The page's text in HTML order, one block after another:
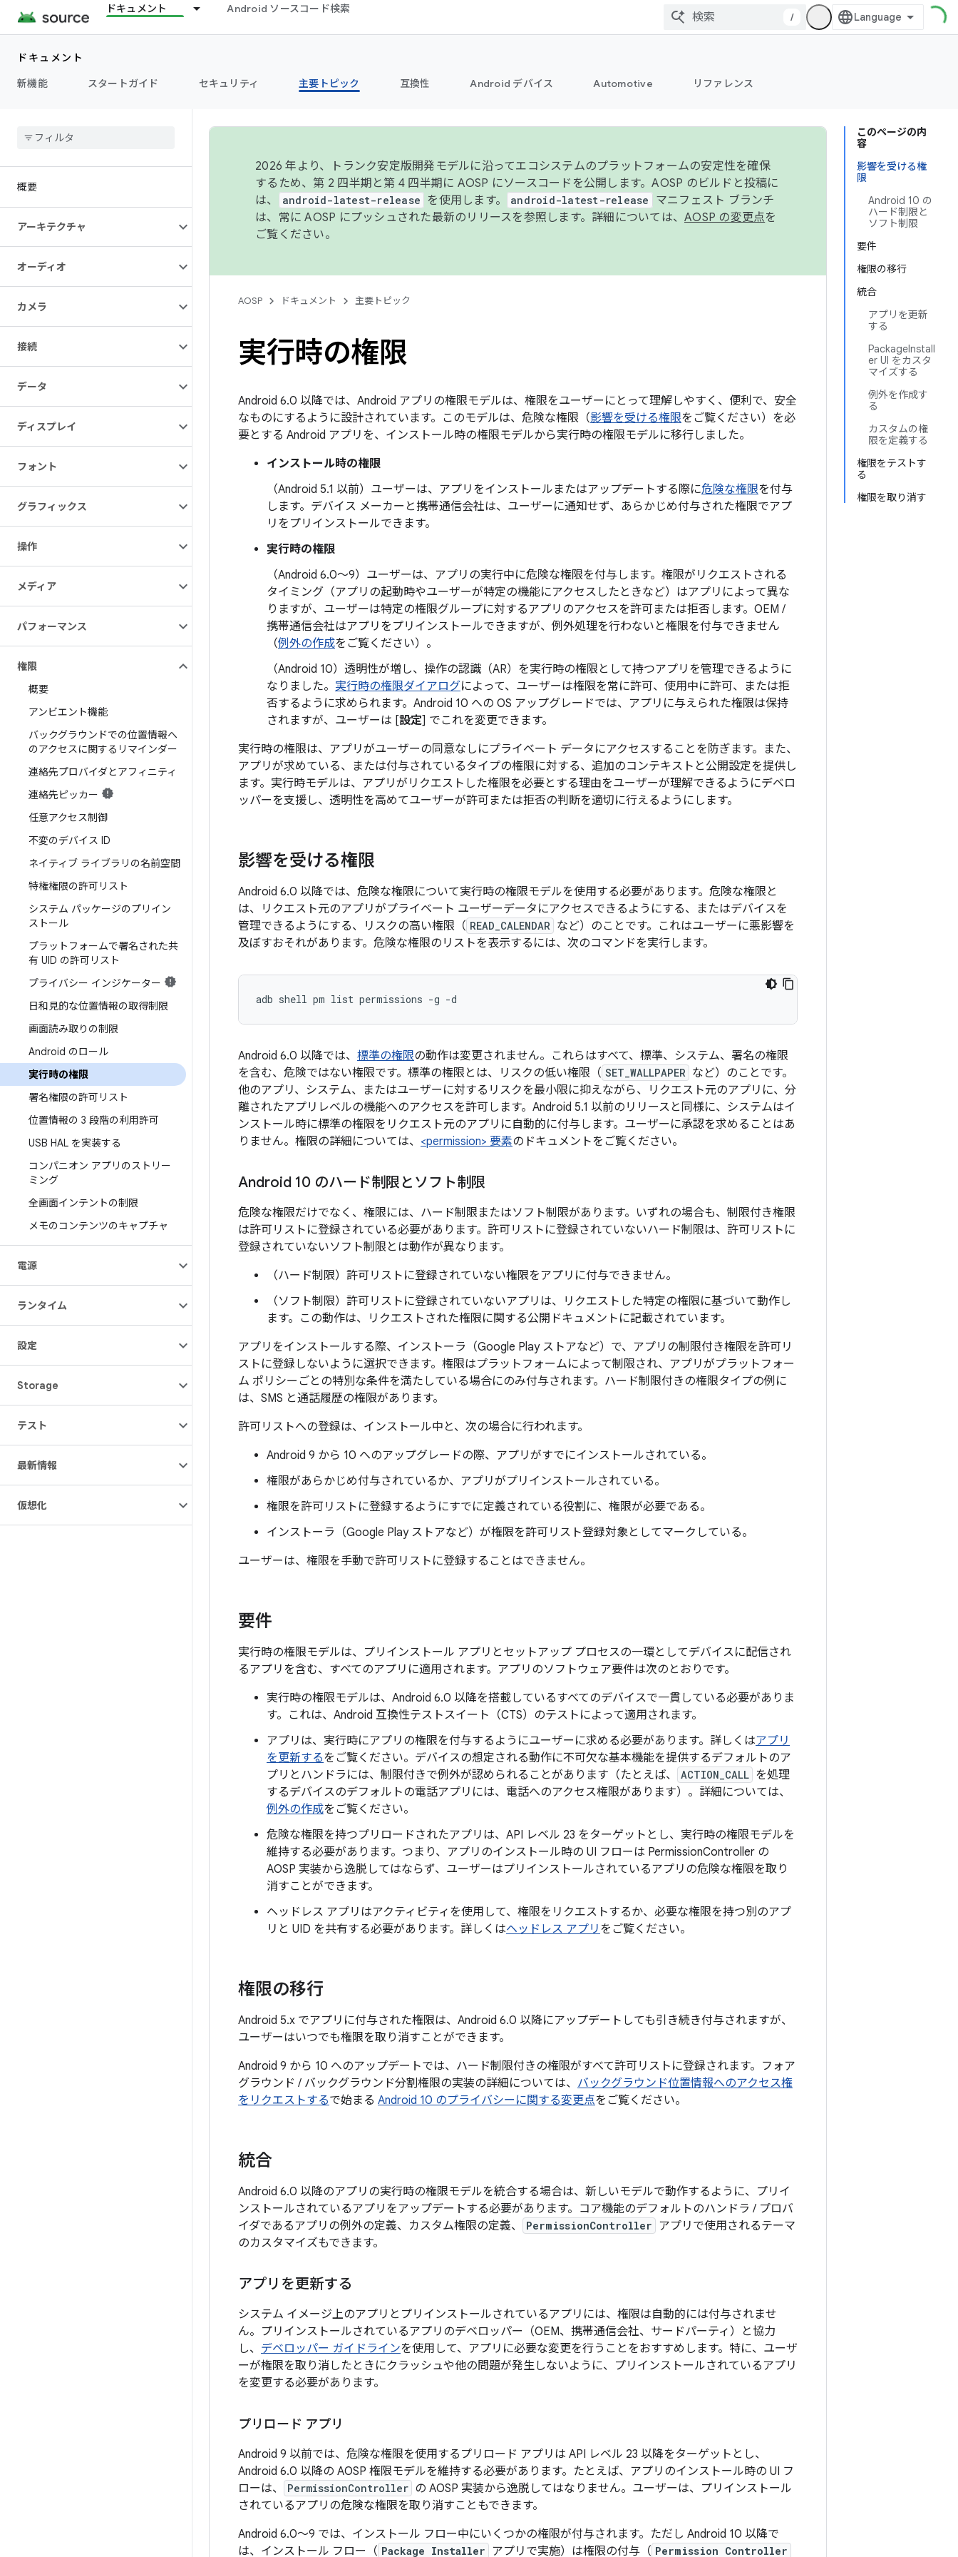
ドキュメント Android ソースコード検索
/
ドキュメント
新機能
スタートガイド セキュリティ 主要トピック 互換性 Android デバイス Automotive リファレンス
概要
アーキテクチャ
オーディオ
カメラ
接続
データ
ディスプレイ
フォント
グラフィックス
操作
メディア
パフォーマンス
権限
概要
アンビエント機能
バックグラウンドでの位置情報へ
のアクセスに関するリマインダー
連絡先プロバイダとアフィニティ
連絡先ピッカー
任意アクセス制御
不変のデバイス ID
ネイティブ ライブラリの名前空間
特権権限の許可リスト
システム パッケージのプリイン
ストール
プラットフォームで署名された共
有 UID の許可リスト
プライバシー インジケーター
日和見的な位置情報の取得制限
画面読み取りの制限
Android のロール
実行時の権限
署名権限の許可リスト
位置情報の 3 段階の利用許可
USB HAL を実装する
コンパニオン アプリのストリー
ミング
全画面インテントの制限
メモのコンテンツのキャプチャ
電源
ランタイム
設定
Storage
テスト
最新情報
仮想化
このページの内
容
影響を受ける権
限
Android 10 の
ハード制限と
ソフト制限
要件
権限の移行
統合
アプリを更新
する
PackageInstall
er UI をカスタ
マイズする
例外を作成す
る
カスタムの権
限を定義する
権限をテストす
る
権限を取り消す
2026 年より、トランク安定版開発モデルに沿ってエコシステムのプラットフォームの安定性を確保
するため、第 2 四半期と第 4 四半期に AOSP にソースコードを公開します。AOSP のビルドと投稿に
は、
android-latest-release を使用します。 android-latest-release
マニフェスト ブランチ
は、常に AOSP にプッシュされた最新のリリースを参照します。詳細については、 AOSP の変更点を
ご覧ください。
AOSP ドキュメント 主要トピック
実行時の権限
Android 6.0 以降では、Android アプリの権限モデルは、権限をユーザーにとって理解しやすく、便利で、安全
なものにするように設計されています。このモデルは、危険な権限（影響を受ける権限をご覧ください）を必
要とする Android アプリを、 インストール時の権限モデルから実行時の権限モデルに移行しました。
インストール時の権限
（Android 5.1 以前）ユーザーは、アプリをインストールまたはアップデートする際に危険な権限を付与
します。デバイス メーカーと携帯通信会社は、ユーザーに通知せず、あらかじめ付与された権限でアプ
リをプリインストールできます。
実行時の権限
（Android 6.0～9）ユーザーは、アプリの実行中に危険な権限を付与します。権限がリクエストされる
タイミング（アプリの起動時やユーザーが特定の機能にアクセスしたときなど）はアプリによって異な
りますが、ユーザーは特定の権限グループに対するアプリのアクセスを許可または拒否します。OEM /
携帯通信会社はアプリをプリインストールできますが、例外処理を行わないと権限を付与できません
（例外の作成をご覧ください）。
（Android 10）透明性が増し、操作の認識（AR）を実行時の権限として持つアプリを管理できるように
なりました。 実行時の権限ダイアログによって、ユーザーは権限を常に許可、使用中に許可、または拒
否するように求められます。Android 10 への OS アップグレードでは、アプリに与えられた権限は保持
されますが、ユーザーは [設定] でこれを変更できます。
実行時の権限は、アプリがユーザーの同意なしにプライベート データにアクセスすることを防ぎます。また、
アプリが求めている、または付与されているタイプの権限に対する、追加のコンテキストと公開設定を提供し
ます。実行時モデルは、アプリがリクエストした権限を必要とする理由をユーザーが理解できるようにデベロ
ッパーを支援し、透明性を高めてユーザーが許可または拒否の判断を適切に行えるようにします。
影響を受ける権限
Android 6.0 以降では、危険な権限について実行時の権限モデルを使用する必要があります。危険な権限と
は、リクエスト元のアプリがプライベート ユーザーデータにアクセスできるようにする、またはデバイスを
管理できるようにする、リスクの高い権限（ READ_CALENDAR など）のことです。これはユーザーに悪影響を
及ぼすおそれがあります。危険な権限のリストを表示するには、次のコマンドを実行します。
adb shell pm list permissions -g -d
Android 6.0 以降では、 標準の権限の動作は変更されません。これらはすべて、標準、システム、署名の権限
を含む、危険ではない権限です。標準の権限とは、リスクの低い権限（ SET_WALLPAPER など）のことです。
他のアプリ、システム、またはユーザーに対するリスクを最小限に抑えながら、リクエスト元のアプリに、分
離されたアプリレベルの機能へのアクセスを許可します。Android 5.1 以前のリリースと同様に、システムはイ
ンストール時に標準の権限をリクエスト元のアプリに自動的に付与します。ユーザーに承認を求めることはあ
りません。権限の詳細については、 <permission> 要素のドキュメントをご覧ください。
Android 10 のハード制限とソフト制限
危険な権限だけでなく、権限には、ハード制限またはソフト制限があります。いずれの場合も、制限付き権限
は許可リストに登録されている必要があります。許可リストに登録されていないハード制限は、許可リストに
登録されていないソフト制限とは動作が異なります。
（ハード制限）許可リストに登録されていない権限をアプリに付与できません。
（ソフト制限）許可リストに登録されていないアプリは、リクエストした特定の権限に基づいて動作し
ます。この動作は、リクエストされた権限に関する公開ドキュメントに記載されています。
アプリをインストールする際、インストーラ（Google Play ストアなど）で、アプリの制限付き権限を許可リ
ストに登録しないように選択できます。権限はプラットフォームによって制限され、アプリがプラットフォー
ム ポリシーごとの特別な条件を満たしている場合にのみ付与されます。ハード制限付きの権限タイプの例に
は、SMS と通話履歴の権限があります。
許可リストへの登録は、インストール中と、次の場合に行われます。
Android 9 から 10 へのアップグレードの際、アプリがすでにインストールされている。
権限があらかじめ付与されているか、アプリがプリインストールされている。
権限を許可リストに登録するようにすでに定義されている役割に、権限が必要である。
インストーラ（Google Play ストアなど）が権限を許可リスト登録対象としてマークしている。
ユーザーは、権限を手動で許可リストに登録することはできません。
要件
実行時の権限モデルは、プリインストール アプリとセットアップ プロセスの一環としてデバイスに配信され
るアプリを含む、すべてのアプリに適用されます。アプリのソフトウェア要件は次のとおりです。
実行時の権限モデルは、Android 6.0 以降を搭載しているすべてのデバイスで一貫している必要がありま
す。これは、Android 互換性テストスイート（CTS）のテストによって適用されます。
アプリは、実行時にアプリの権限を付与するようにユーザーに求める必要があります。詳しくはアプリ
を更新するをご覧ください。デバイスの想定される動作に不可欠な基本機能を提供するデフォルトのア
プリとハンドラには、制限付きで例外が認められることがあります（たとえば、
ACTION_CALL を処理
するデバイスのデフォルトの電話アプリには、電話へのアクセス権限があります）。詳細については、
例外の作成をご覧ください。
危険な権限を持つプリロードされたアプリは、API レベル 23 をターゲットとし、実行時の権限モデルを
維持する必要があります。つまり、アプリのインストール時の UI フローは PermissionController の
AOSP 実装から逸脱してはならず、ユーザーはプリインストールされているアプリの危険な権限を取り
消すことができます。
ヘッドレス アプリはアクティビティを使用して、権限をリクエストするか、必要な権限を持つ別のアプ
リと UID を共有する必要があります。詳しくはヘッドレス アプリ をご覧ください。
権限の移行
Android 5.x でアプリに付与された権限は、Android 6.0 以降にアップデートしても引き続き付与されますが、
ユーザーはいつでも権限を取り消すことができます。
Android 9 から 10 へのアップデートでは、ハード制限付きの権限がすべて許可リストに登録されます。フォア
グラウンド / バックグラウンド分割権限の実装の詳細については、 バックグラウンド位置情報へのアクセス権
をリクエストするで始まる Android 10 のプライバシーに関する変更点をご覧ください。
統合
Android 6.0 以降のアプリの実行時の権限モデルを統合する場合は、新しいモデルで動作するように、プリイ
ンストールされているアプリをアップデートする必要があります。コア機能のデフォルトのハンドラ / プロバ
イダであるアプリの例外の定義、カスタム権限の定義、
PermissionController アプリで使用されるテーマ
のカスタマイズもできます。
アプリを更新する
システム イメージ上のアプリとプリインストールされているアプリには、権限は自動的には付与されませ
ん。プリインストールされているアプリのデベロッパー（OEM、携帯通信会社、サードパーティ）と協力
し、 デベロッパー ガイドラインを使用して、アプリに必要な変更を行うことをおすすめします。特に、ユーザ
ーが権限を取り消したときにクラッシュや他の問題が発生しないように、プリインストールされているアプリ
を変更する必要があります。
プリロード アプリ
Android 9 以前では、危険な権限を使用するプリロード アプリは API レベル 23 以降をターゲットとし、
Android 6.0 以降の AOSP 権限モデルを維持する必要があります。たとえば、アプリのインストール時の UI フ
ローは、
PermissionController の AOSP 実装から逸脱してはなりません。ユーザーは、プリインストール
されているアプリの危険な権限を取り消すこともできます。
Android 6.0～9 では、インストール フロー中にいくつかの権限が付与されます。ただし Android 10 以降で
は、インストール フロー（ Package Installer アプリで実施）は権限の付与（ Permission Controller